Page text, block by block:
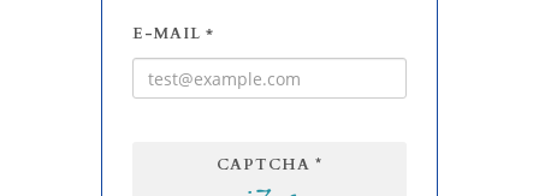
Tuskulum Nautic
NAME
TELEFON